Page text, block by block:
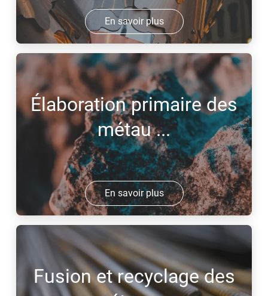
En savoir plus
Élaboration primaire des
métau ...
En savoir plus
Fusion et recyclage des